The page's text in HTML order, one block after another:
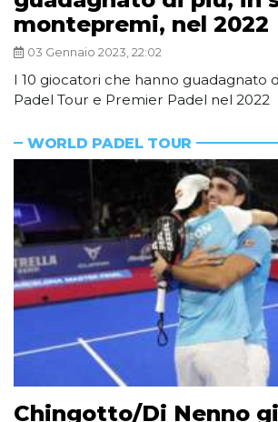
montepremi, nel 2022
03 Gennaio 2023, 22:02
I 10 giocatori che hanno guadagnato
Padel Tour e Premier Padel nel 2022
WORLD PADEL TOUR
Chingotto/Di Nenno